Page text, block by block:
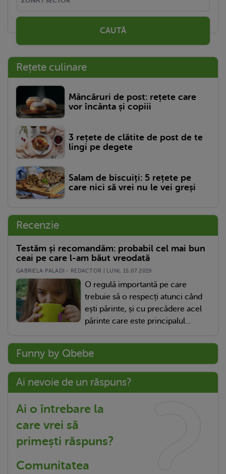
CAUTĂ
Rețete culinare
Mâncăruri de post: rețete care
vor încânta și copiii
3 rețete de clătite de post de te
lingi pe degete
Salam de biscuiți: 5 rețete pe
care nici să vrei nu le vei greși
Recenzie
Testăm și recomandăm: probabil cel mai bun
ceai pe care l-am băut vreodată
GABRIELA PALADI - REDACTOR | LUNI, 15.07.2019
O regulă importantă pe care
trebuie să o respecți atunci când
ești părinte, și cu precădere acel
părinte care este principalul...
Funny by Qbebe
Ai nevoie de un răspuns?
Ai o întrebare la
care vrei să
primești răspuns?
Comunitatea